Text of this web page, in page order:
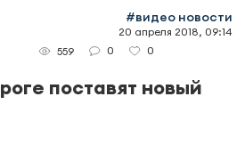
#видео новости
20 апреля 2018, 09:14
559
0 0
поставят новый